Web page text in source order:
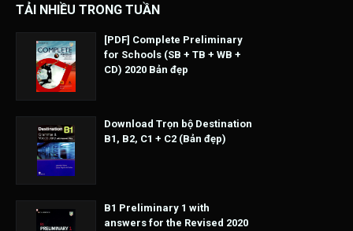
TẢI NHIỀU TRONG TUẦN
[PDF] Complete Preliminary
for Schools (SB + TB + WB +
CD) 2020 Bản đẹp
Download Trọn bộ Destination
B1, B2, C1 + C2 (Bản đẹp)
B1 Preliminary 1 with
answers for the Revised 2020